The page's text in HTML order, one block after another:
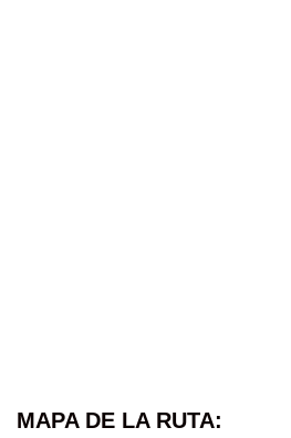
MAPA DE LA RUTA: